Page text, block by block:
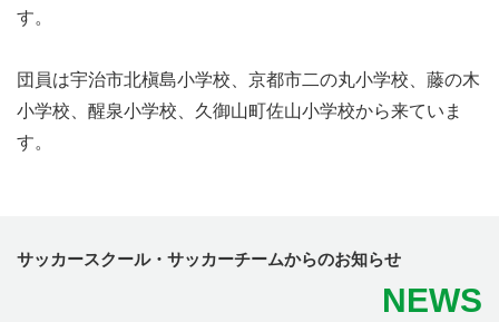
す。
団員は宇治市北槇島小学校、京都市二の丸小学校、藤の木
小学校、醒泉小学校、久御山町佐山小学校から来ていま
す。
サッカースクール・サッカーチームからのお知らせ
NEWS